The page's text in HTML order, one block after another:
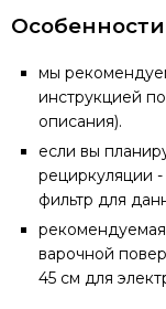
мы
инструкцией
описания).
если вы
рециркуляции
фильтр для
варочной
45 см для